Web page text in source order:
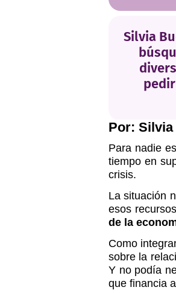
Silvia
Por:
Para nadie
tiempo en
crisis.
La situación
esos
de la
Como
sobre la
Y no podía
que financia